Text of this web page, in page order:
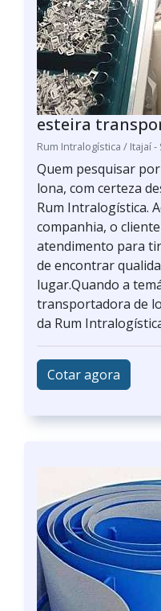
esteira
Rum Intralogística / Itajaí -
Quem pesquisar
lona, com certeza
Rum Intralogística.
companhia, o
atendimento para
de encontrar
lugar.Quando a
transportadora de
da Rum
Cotar agora